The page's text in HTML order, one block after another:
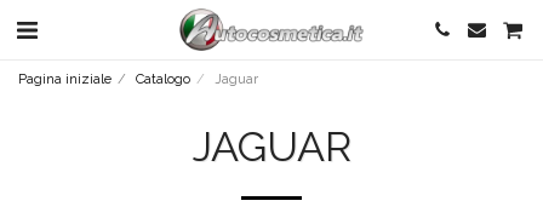
Pagina iniziale Catalogo Jaguar
JAGUAR